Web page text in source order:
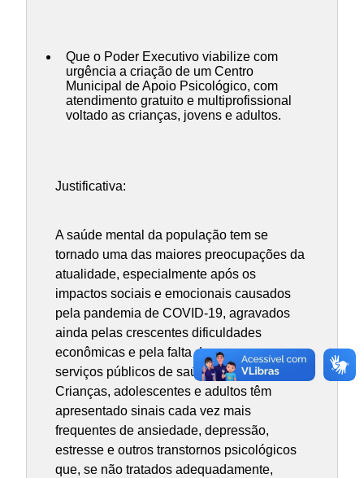
Que o Poder Executivo viabilize com
urgência a criação de um Centro
Municipal de Apoio Psicológico, com
atendimento gratuito e multiprofissional
voltado as crianças, jovens e adultos.
Justificativa:
A saúde mental da população tem se
tornado uma das maiores preocupações da
atualidade, especialmente após os
impactos sociais e emocionais causados
pela pandemia de COVID-19, agravados
ainda pelas crescentes dificuldades
econômicas e pela falta de acesso a
serviços públicos de saúde mental.
Crianças, adolescentes e adultos têm
apresentado sinais cada vez mais
frequentes de ansiedade, depressão,
estresse e outros transtornos psicológicos
que, se não tratados adequadamente,